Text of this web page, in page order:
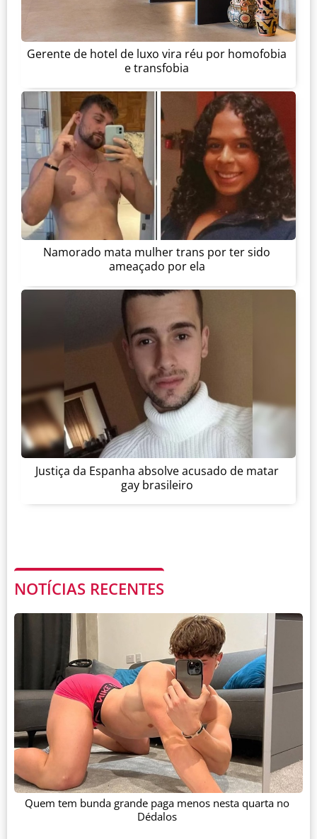
Gerente de hotel de luxo vira réu por homofobia
e transfobia
Namorado mata mulher trans por ter sido
ameaçado por ela
Justiça da Espanha absolve acusado de matar
gay brasileiro
NOTÍCIAS RECENTES
Quem tem bunda grande paga menos nesta quarta no
Dédalos